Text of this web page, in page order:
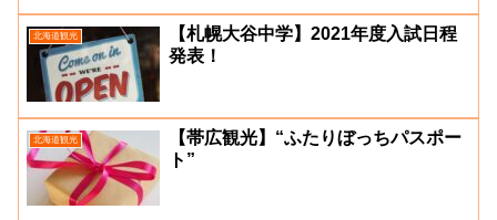
北海道観光
【札幌大谷中学】2021年度入試日程
発表！
北海道観光
【帯広観光】“ふたりぼっちパスポー
ト”